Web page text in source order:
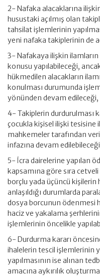
2- Nafaka alacaklarına
husustaki açılmış olan
tahsilat işlemlerinin
yeni nafaka takiplerinin de
3- Nafakaya ilişkin
konusu yapılabileceği,
hükmedilen alacakların
konulması durumunda
yönünden devam edileceği,
4- Takiplerin durdurulması
çocukla kişisel ilişki tesisine
mahkemeler tarafından
infazına devam
5- İcra dairelerine yapılan
kapsamına göre sıra
borçlu yada üçüncü kişilerin
anlaşıldığı durumlarda
dosya borcunun ödenmesi
haciz ve yakalama
işlemlerinin öncelikle
6- Durdurma kararı
ihalelerin tescil işlemlerinin
yapılmasının ise alınan
amacına aykırılık